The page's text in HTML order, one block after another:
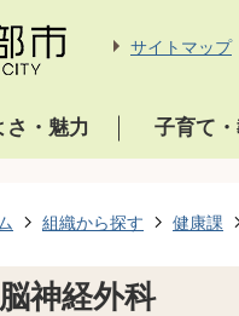
サイトマップ
さ・魅力 子育て
組織から探す 健康課
神経外科